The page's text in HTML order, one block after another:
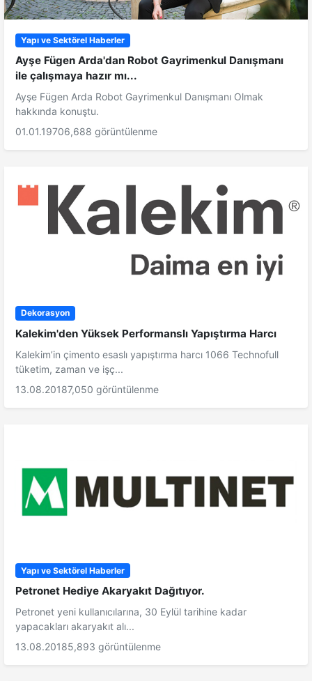
Yapı ve Sektörel Haberler
Ayşe Fügen Arda'dan Robot Gayrimenkul Danışmanı
ile çalışmaya hazır mı...
Ayşe Fügen Arda Robot Gayrimenkul Danışmanı Olmak
hakkında konuştu.
01.01.19706,688 görüntülenme
Dekorasyon
Kalekim'den Yüksek Performanslı Yapıştırma Harcı
Kalekim’in çimento esaslı yapıştırma harcı 1066 Technofull
tüketim, zaman ve işç...
13.08.20187,050 görüntülenme
Yapı ve Sektörel Haberler
Petronet Hediye Akaryakıt Dağıtıyor.
Petronet yeni kullanıcılarına, 30 Eylül tarihine kadar
yapacakları akaryakıt alı...
13.08.20185,893 görüntülenme